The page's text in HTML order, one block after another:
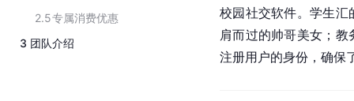
2.5专属消费优惠
3 团队介绍
校园社交软件。学生汇
肩而过的帅哥美女；
注册用户的身份，确保